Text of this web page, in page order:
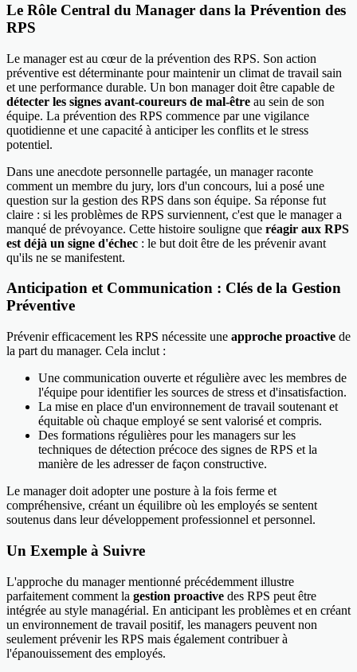
Le Rôle Central du Manager dans la Prévention des
RPS
Le manager est au cœur de la prévention des RPS. Son action
préventive est déterminante pour maintenir un climat de travail sain
et une performance durable. Un bon manager doit être capable de
détecter les signes avant-coureurs de mal-être au sein de son
équipe. La prévention des RPS commence par une vigilance
quotidienne et une capacité à anticiper les conflits et le stress
potentiel.
Dans une anecdote personnelle partagée, un manager raconte
comment un membre du jury, lors d'un concours, lui a posé une
question sur la gestion des RPS dans son équipe. Sa réponse fut
claire : si les problèmes de RPS surviennent, c'est que le manager a
manqué de prévoyance. Cette histoire souligne que réagir aux RPS
est déjà un signe d'échec : le but doit être de les prévenir avant
qu'ils ne se manifestent.
Anticipation et Communication : Clés de la Gestion
Préventive
Prévenir efficacement les RPS nécessite une approche proactive de
la part du manager. Cela inclut :
Une communication ouverte et régulière avec les membres de
l'équipe pour identifier les sources de stress et d'insatisfaction.
La mise en place d'un environnement de travail soutenant et
équitable où chaque employé se sent valorisé et compris.
Des formations régulières pour les managers sur les
techniques de détection précoce des signes de RPS et la
manière de les adresser de façon constructive.
Le manager doit adopter une posture à la fois ferme et
compréhensive, créant un équilibre où les employés se sentent
soutenus dans leur développement professionnel et personnel.
Un Exemple à Suivre
L'approche du manager mentionné précédemment illustre
parfaitement comment la gestion proactive des RPS peut être
intégrée au style managérial. En anticipant les problèmes et en créant
un environnement de travail positif, les managers peuvent non
seulement prévenir les RPS mais également contribuer à
l'épanouissement des employés.